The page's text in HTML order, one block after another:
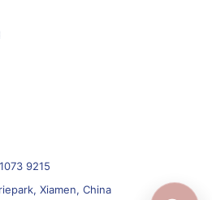
9215
Xiamen, China